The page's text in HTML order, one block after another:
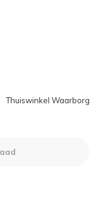
Thuiswinkel Waarborg